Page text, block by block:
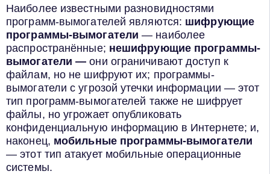
Наиболее известными разновидностями
программ-вымогателей являются: шифрующие
программы-вымогатели — наиболее
распространённые; нешифрующие программы-
вымогатели —они ограничивают доступ к
файлам, но не шифруют их; программы-
вымогатели с угрозой утечки информации — этот
тип программ-вымогателей также не шифрует
файлы, но угрожает опубликовать
конфиденциальную информацию в Интернете; и,
наконец, мобильные программы-вымогатели
— этот тип атакует мобильные операционные
системы.